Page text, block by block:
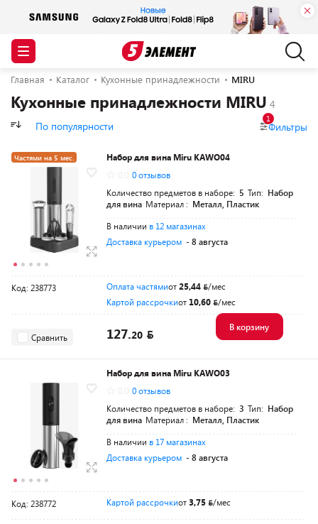
Главная Каталог Кухонные принадлежности MIRU
Кухонные принадлежности MIRU
По популярности Фильтры
1
Частями на 5 мес.
Набор для вина Miru KAWO04
0 отзывов
Количество предметов в наборе: 5 Тип: Набор
для вина Материал : Металл, Пластик
В наличии в 12 магазинах
Доставка курьером - 8 августа
Код: 238773 Оплата частямиот25,44
/мес
Картой рассрочкиот 10,60 /мес
Сравнить 127.20
В корзину
Набор для вина Miru KAWO03
0 отзывов
Количество предметов в наборе: 3 Тип: Набор
для вина Материал : Металл, Пластик
В наличии в 17 магазинах
Доставка курьером - 8 августа
Код: 238772 Картой рассрочкиот3,75 /мес